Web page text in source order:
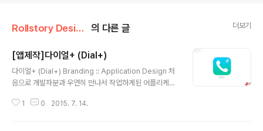
Rollstory Design/7月 - July 의 다른 글 더보기
[앱제작]다이얼+ (Dial+)
다이얼+ (Dial+) Branding :: Application Design 처
음으로 개발자분과 우연히 만나서 작업하게된 어플리케이
모든카테고리 앱스토어 1순위를 기록하기도 한 아이폰 유
1 0 2015. 7. 14.